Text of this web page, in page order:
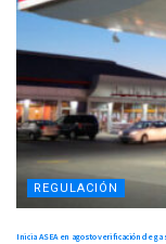
REGULACIÓN
Inicia ASEA en agosto verificación de